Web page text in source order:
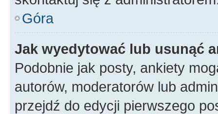
Góra
Jak wyedytować lub usunąć
Podobnie jak posty, ankiety
autorów, moderatorów lub
przejdź do edycji pierwszego